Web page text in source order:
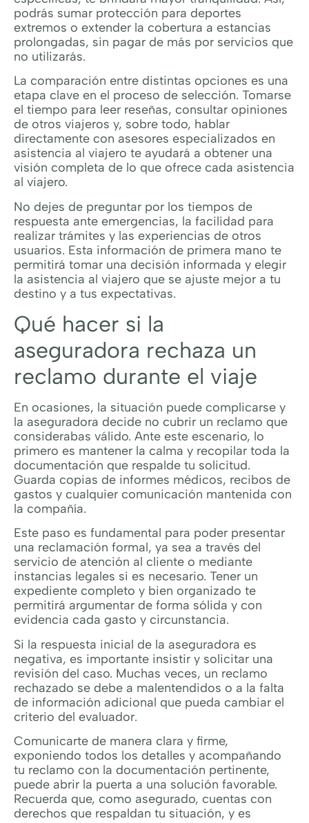
podrás sumar protección para deportes
extremos o extender la cobertura a estancias
prolongadas, sin pagar de más por servicios que
no utilizarás.
La comparación entre distintas opciones es una
etapa clave en el proceso de selección. Tomarse
el tiempo para leer reseñas, consultar opiniones
de otros viajeros y, sobre todo, hablar
directamente con asesores especializados en
asistencia al viajero te ayudará a obtener una
visión completa de lo que ofrece cada asistencia
al viajero.
No dejes de preguntar por los tiempos de
respuesta ante emergencias, la facilidad para
realizar trámites y las experiencias de otros
usuarios. Esta información de primera mano te
permitirá tomar una decisión informada y elegir
la asistencia al viajero que se ajuste mejor a tu
destino y a tus expectativas.
Qué hacer si la
aseguradora rechaza un
reclamo durante el viaje
En ocasiones, la situación puede complicarse y
la aseguradora decide no cubrir un reclamo que
considerabas válido. Ante este escenario, lo
primero es mantener la calma y recopilar toda la
documentación que respalde tu solicitud.
Guarda copias de informes médicos, recibos de
gastos y cualquier comunicación mantenida con
la compañía.
Este paso es fundamental para poder presentar
una reclamación formal, ya sea a través del
servicio de atención al cliente o mediante
instancias legales si es necesario. Tener un
expediente completo y bien organizado te
permitirá argumentar de forma sólida y con
evidencia cada gasto y circunstancia.
Si la respuesta inicial de la aseguradora es
negativa, es importante insistir y solicitar una
revisión del caso. Muchas veces, un reclamo
rechazado se debe a malentendidos o a la falta
de información adicional que pueda cambiar el
criterio del evaluador.
Comunicarte de manera clara y firme,
exponiendo todos los detalles y acompañando
tu reclamo con la documentación pertinente,
puede abrir la puerta a una solución favorable.
Recuerda que, como asegurado, cuentas con
derechos que respaldan tu situación, y es